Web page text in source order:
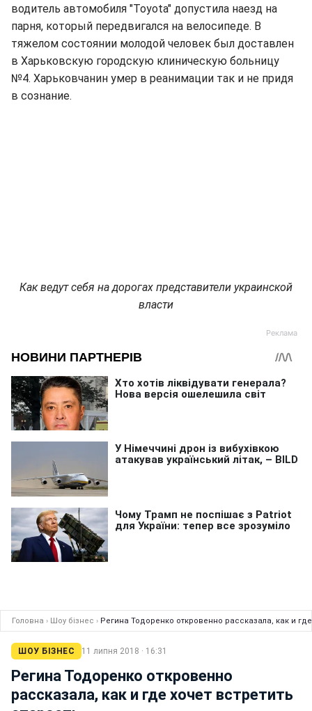
водитель автомобиля "Toyota" допустила наезд на
парня, который передвигался на велосипеде. В
тяжелом состоянии молодой человек был доставлен
в Харьковскую городскую клиническую больницу
№4. Харьковчанин умер в реанимации так и не придя
в сознание.
Как ведут себя на дорогах представители украинской
власти
Головна › Шоу бізнес › Регина Тодоренко откровенно рассказала, как и
ШОУ БІЗНЕС 11 липня 2018 · 16:31
Регина Тодоренко откровенно
рассказала, как и где хочет встретить